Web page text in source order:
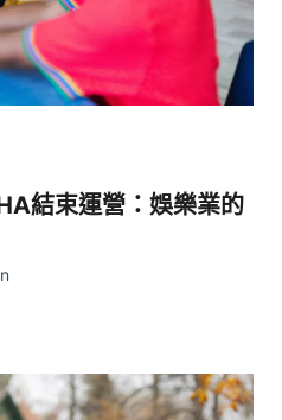
結束運營：娛樂業的